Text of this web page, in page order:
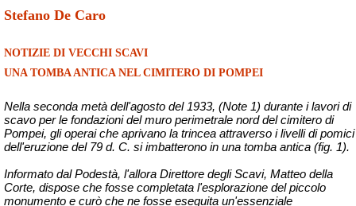
Stefano De Caro
NOTIZIE DI VECCHI SCAVI
UNA TOMBA ANTICA NEL CIMITERO DI POMPEI
Nella seconda metà dell'agosto del 1933, (Note 1) durante i lavori di
scavo per le fondazioni del muro perimetrale nord del cimitero di
Pompei, gli operai che aprivano la trincea attraverso i livelli di pomici
dell'eruzione del 79 d. C. siimbatterono in una tomba antica (fig. 1).
Informato dal Podestà, l'allora Direttore degli Scavi, Matteo della
Corte, dispose che fosse completata l'esplorazione del piccolo
monumento e curò che ne fosse eseguita un'essenziale